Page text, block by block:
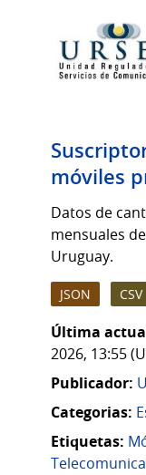
móviles
Datos de
mensuales
Uruguay.
JSON CSV
Última
2026, 13:55
Publicador:
Categorias:
Etiquetas: